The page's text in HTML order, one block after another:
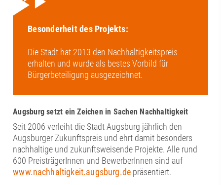
Besonderheit des Projekts:
Die Stadt hat 2013 den Nachhaltigkeitspreis
erhalten und wurde als bestes Vorbild für
Bürgerbeteiligung ausgezeichnet.
Augsburg setzt ein Zeichen in Sachen Nachhaltigkeit
Seit 2006 verleiht die Stadt Augsburg jährlich den
Augsburger Zukunftspreis und ehrt damit besonders
nachhaltige und zukunftsweisende Projekte. Alle rund
600 PreisträgerInnen und BewerberInnen sind auf
www.nachhaltigkeit.augsburg.de präsentiert.